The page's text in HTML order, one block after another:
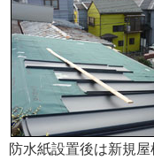
防水紙設置後は新規屋